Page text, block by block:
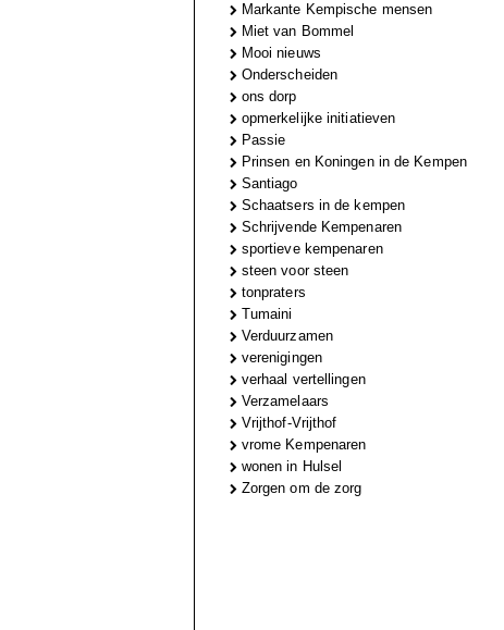
Markante Kempische mensen
Miet van Bommel
Mooi nieuws
Onderscheiden
ons dorp
opmerkelijke initiatieven
Passie
Prinsen en Koningen in de Kempen
Santiago
Schaatsers in de kempen
Schrijvende Kempenaren
sportieve kempenaren
steen voor steen
tonpraters
Tumaini
Verduurzamen
verenigingen
verhaal vertellingen
Verzamelaars
Vrijthof-Vrijthof
vrome Kempenaren
wonen in Hulsel
Zorgen om de zorg